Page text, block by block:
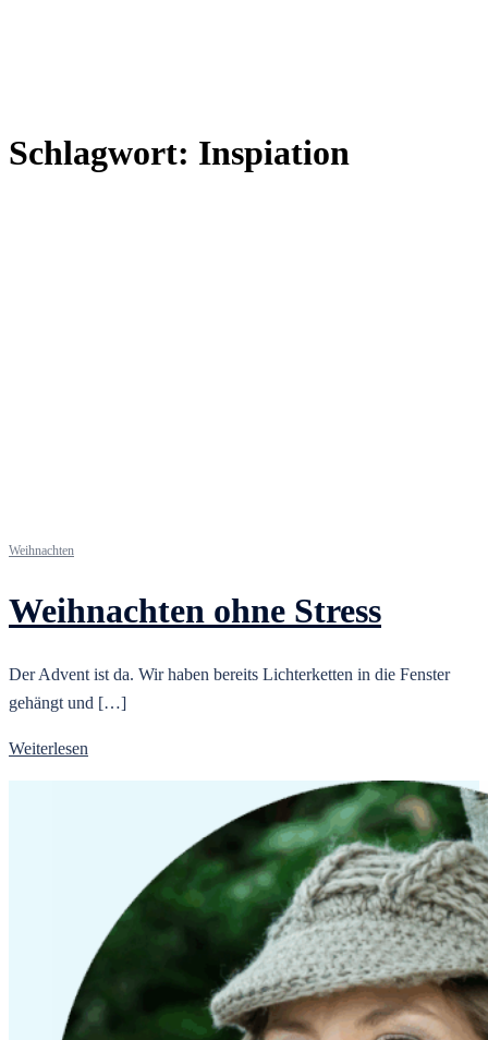
Schlagwort: Inspiation
Weihnachten
Weihnachten ohne Stress
Der Advent ist da. Wir haben bereits Lichterketten in die Fenster
gehängt und […]
Weiterlesen